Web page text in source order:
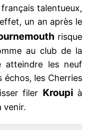
talentueux,
un an après le
risque
au club de la
atteindre les neuf
les Cherries
filer Kroupi à
venir.